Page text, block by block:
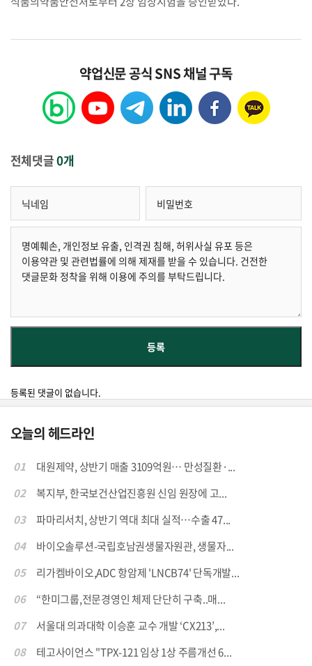
약업신문 공식 SNS 채널 구독
전체댓글0개
등록된 댓글이 없습니다.
오늘의 헤드라인
01
대원제약, 상반기 매출 3109억원… 만성질환·...
02
복지부, 한국보건산업진흥원 신임 원장에 고...
03
파마리서치, 상반기 역대 최대 실적…수출 47...
04
바이오솔루션-국립호남권생물자원관, 생물자...
05
리가켐바이오,ADC 항암제 'LNCB74' 단독개발...
06
“한미그룹,전문경영인 체제 단단히 구축..매...
07
서울대 의과대학 이승훈 교수 개발 ‘CX213’,...
08
테고사이언스 "TPX-121 임상 1상 주름개선 6...